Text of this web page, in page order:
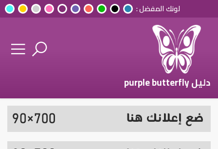
لونك المفضل :
دليل purple butterfly